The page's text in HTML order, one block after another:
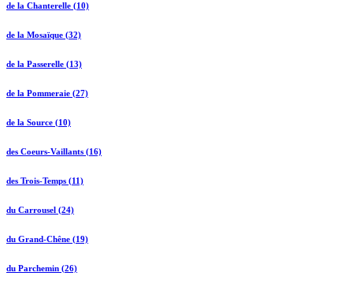
de la Chanterelle (10)
de la Mosaïque (32)
de la Passerelle (13)
de la Pommeraie (27)
de la Source (10)
des Coeurs-Vaillants (16)
des Trois-Temps (11)
du Carrousel (24)
du Grand-Chêne (19)
du Parchemin (26)